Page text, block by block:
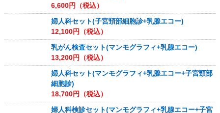
6,600円（税込）
婦人科セット(子宮頚部細胞診+乳腺エコー)
12,100円（税込）
乳がん検査セット(マンモグラフィ+乳腺エコー)
13,200円（税込）
婦人科セット(マンモグラフィ+乳腺エコー+子宮頸部
細胞診)
18,700円（税込）
婦人科検診セット(マンモグラフィ+乳腺エコー+子宮